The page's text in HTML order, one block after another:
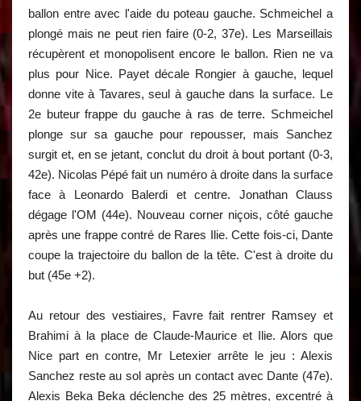
ballon entre avec l'aide du poteau gauche. Schmeichel a
plongé mais ne peut rien faire (0-2, 37e). Les Marseillais
récupèrent et monopolisent encore le ballon. Rien ne va
plus pour Nice. Payet décale Rongier à gauche, lequel
donne vite à Tavares, seul à gauche dans la surface. Le
2e buteur frappe du gauche à ras de terre. Schmeichel
plonge sur sa gauche pour repousser, mais Sanchez
surgit et, en se jetant, conclut du droit à bout portant (0-3,
42e). Nicolas Pépé fait un numéro à droite dans la surface
face à Leonardo Balerdi et centre. Jonathan Clauss
dégage l'OM (44e). Nouveau corner niçois, côté gauche
après une frappe contré de Rares Ilie. Cette fois-ci, Dante
coupe la trajectoire du ballon de la tête. C'est à droite du
but (45e +2).
Au retour des vestiaires, Favre fait rentrer Ramsey et
Brahimi à la place de Claude-Maurice et Ilie. Alors que
Nice part en contre, Mr Letexier arrête le jeu : Alexis
Sanchez reste au sol après un contact avec Dante (47e).
Alexis Beka Beka déclenche des 25 mètres, excentré à